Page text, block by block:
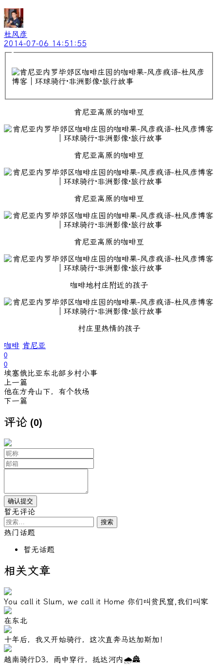
杜风彦
2014-07-06 14:51:55
肯尼亚高原的咖啡豆
肯尼亚高原的咖啡豆
肯尼亚高原的咖啡豆
肯尼亚高原的咖啡豆
咖啡地村庄附近的孩子
村庄里热情的孩子
咖啡 肯尼亚
0
0
埃塞俄比亚东北部乡村小事
上一篇
他在方舟山下，有个牧场
下一篇
评论 (0)
暂无评论
搜
索：
热门话题
暂无话题
相关文章
You call it Slum, we call it Home 你们叫贫民窟,我们叫家
在东北
十年后，我又开始骑行，这次直奔马达加斯加！
越南骑行D3，雨中穿行，抵达河内🌧️🏯